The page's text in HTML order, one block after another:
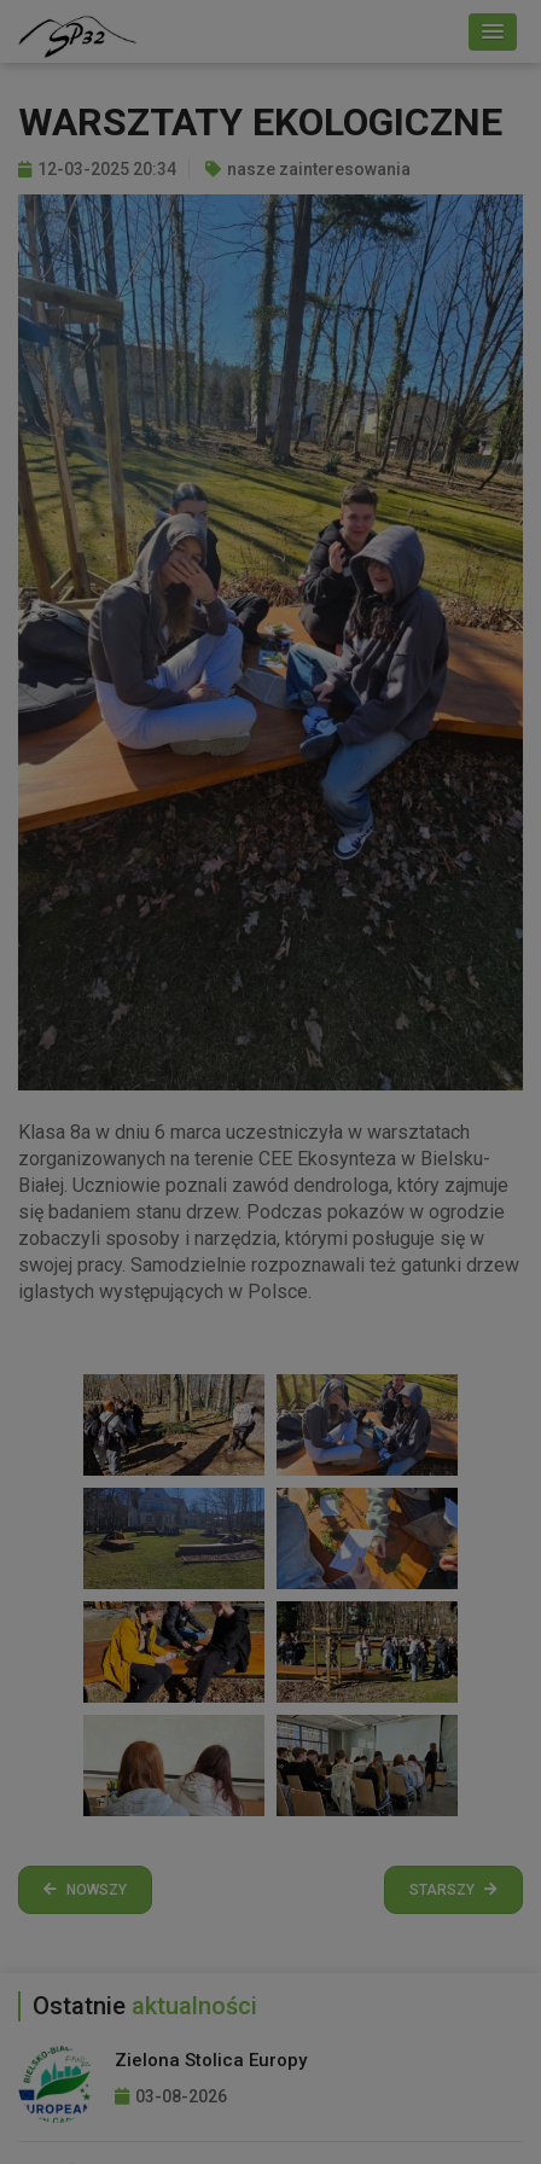
WARSZTATY EKOLOGICZNE
12-03-2025 20:34 nasze zainteresowania
Klasa 8a w dniu 6 marca uczestniczyła w warsztatach
zorganizowanych na terenie CEE Ekosynteza w Bielsku-
Białej. Uczniowie poznali zawód dendrologa, który zajmuje
się badaniem stanu drzew. Podczas pokazów w ogrodzie
zobaczyli sposoby i narzędzia, którymi posługuje się w
swojej pracy. Samodzielnie rozpoznawali też gatunki drzew
iglastych występujących w Polsce.
NOWSZY STARSZY
Ostatnie aktualności
Zielona Stolica Europy
03-08-2026